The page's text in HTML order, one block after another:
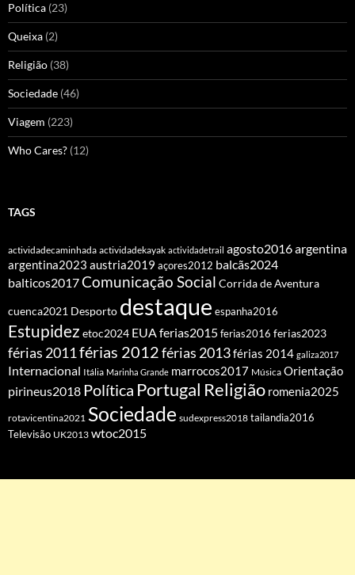
Política (23)
Queixa (2)
Religião (38)
Sociedade (46)
Viagem (223)
Who Cares? (12)
TAGS
actividadecaminhada actividadekayak actividadetrail agosto2016argentina
argentina2023 austria2019 açores2012 balcãs2024
balticos2017Comunicação Social Corrida de Aventura
cuenca2021 Desporto destaque espanha2016
Estupidez etoc2024 EUAferias2015ferias2016 ferias2023
férias 2011férias 2012férias 2013férias 2014 galiza2017
Internacional Itália Marinha Grande marrocos2017 Música Orientação
pirineus2018 Política Portugal Religião romenia2025
rotavicentina2021 Sociedade sudexpress2018 tailandia2016
Televisão UK2013 wtoc2015